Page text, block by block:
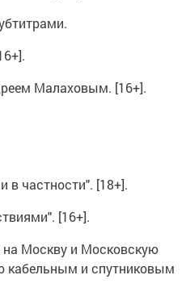
Малаховым. [16+].
частности". [18+].
[16+].
на Москву и Московскую
кабельным и спутниковым